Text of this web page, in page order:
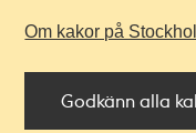
Om kakor på
Godkänn alla